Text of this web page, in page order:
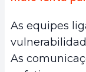
As equipes
As